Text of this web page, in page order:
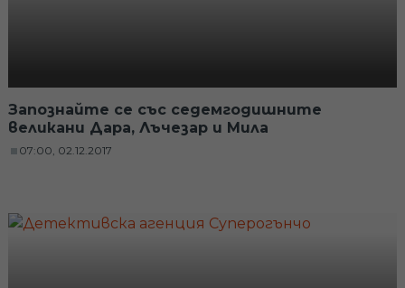
Запознайте се със седемгодишните
великани Дара, Лъчезар и Мила
07:00, 02.12.2017